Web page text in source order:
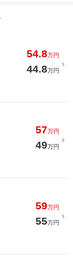
54.8万円
44.8万円
57万円
49万円
59万円
55万円